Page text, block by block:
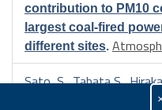
contribution to PM10
largest coal-fired
different sites.
Sato, S.,Tabata S.,
,